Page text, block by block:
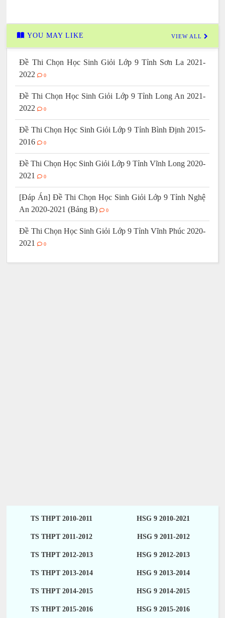
YOU MAY LIKE VIEW ALL
Đề Thi Chọn Học Sinh Giỏi Lớp 9 Tỉnh Sơn La 2021-
2022
0
Đề Thi Chọn Học Sinh Giỏi Lớp 9 Tỉnh Long An 2021-
2022
0
Đề Thi Chọn Học Sinh Giỏi Lớp 9 Tỉnh Bình Định 2015-
2016
0
Đề Thi Chọn Học Sinh Giỏi Lớp 9 Tỉnh Vĩnh Long 2020-
2021
0
[Đáp Án] Đề Thi Chọn Học Sinh Giỏi Lớp 9 Tỉnh Nghệ
An 2020-2021 (Bảng B)
0
Đề Thi Chọn Học Sinh Giỏi Lớp 9 Tỉnh Vĩnh Phúc 2020-
2021
0
TS THPT 2010-2011 HSG 9 2010-2021
TS THPT 2011-2012 HSG 9 2011-2012
TS THPT 2012-2013 HSG 9 2012-2013
TS THPT 2013-2014 HSG 9 2013-2014
TS THPT 2014-2015 HSG 9 2014-2015
TS THPT 2015-2016 HSG 9 2015-2016